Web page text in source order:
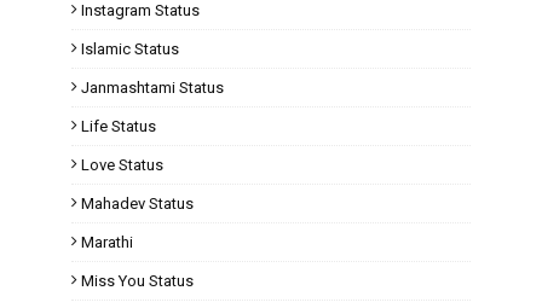
Instagram Status
Islamic Status
Janmashtami Status
Life Status
Love Status
Mahadev Status
Marathi
Miss You Status